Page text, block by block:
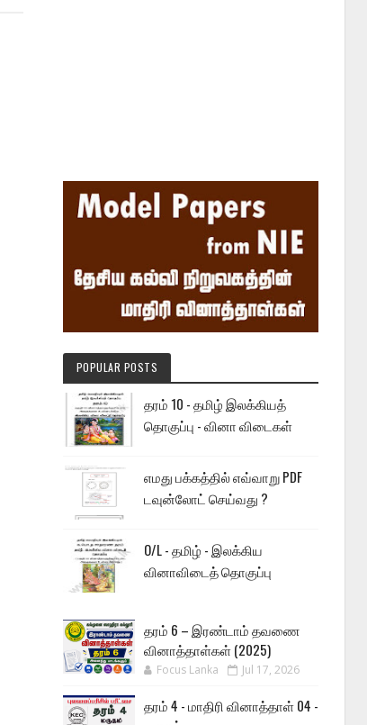
POPULAR POSTS
தரம் 10 - தமிழ் இலக்கியத்
தொகுப்பு - வினா விடைகள்
எமது பக்கத்தில் எவ்வாறு PDF
டவுன்லோட் செய்வது ?
O/L - தமிழ் - இலக்கிய
வினாவிடைத் தொகுப்பு
தரம் 6 – இரண்டாம் தவணை
வினாத்தாள்கள் (2025)
Focus Lanka Jul 17, 2026
தரம் 4 - மாதிரி வினாத்தாள் 04 -